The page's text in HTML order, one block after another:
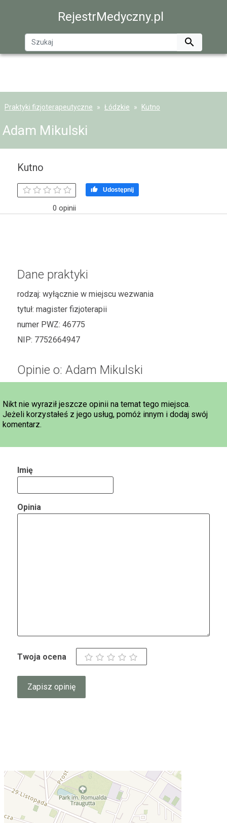
RejestrMedyczny.pl

Praktyki fizjoterapeutyczne Łódzkie Kutno
Adam Mikulski
Kutno
0 opinii
 Udostępnij
Dane praktyki
rodzaj: wyłącznie w miejscu wezwania
tytuł: magister fizjoterapii
numer PWZ: 46775
NIP: 7752664947
Opinie o: Adam Mikulski
Nikt nie wyraził jeszcze opinii na temat tego miejsca.
Jeżeli korzystałeś z jego usług, pomóż innym i dodaj swój
komentarz.
Imię
Opinia
Twoja ocena